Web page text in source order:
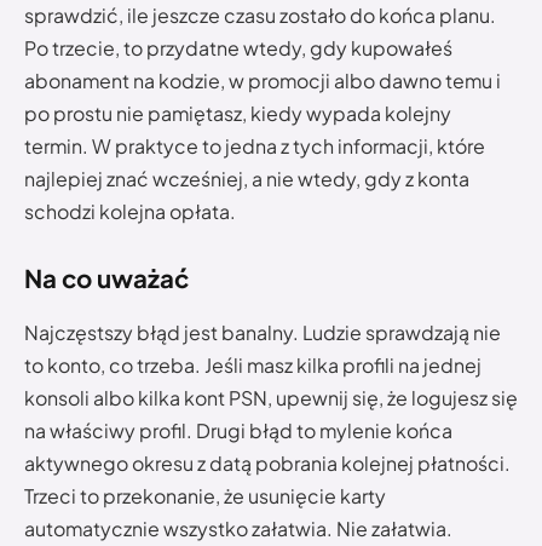
sprawdzić, ile jeszcze czasu zostało do końca planu.
Po trzecie, to przydatne wtedy, gdy kupowałeś
abonament na kodzie, w promocji albo dawno temu i
po prostu nie pamiętasz, kiedy wypada kolejny
termin. W praktyce to jedna z tych informacji, które
najlepiej znać wcześniej, a nie wtedy, gdy z konta
schodzi kolejna opłata.
Na co uważać
Najczęstszy błąd jest banalny. Ludzie sprawdzają nie
to konto, co trzeba. Jeśli masz kilka profili na jednej
konsoli albo kilka kont PSN, upewnij się, że logujesz się
na właściwy profil. Drugi błąd to mylenie końca
aktywnego okresu z datą pobrania kolejnej płatności.
Trzeci to przekonanie, że usunięcie karty
automatycznie wszystko załatwia. Nie załatwia.